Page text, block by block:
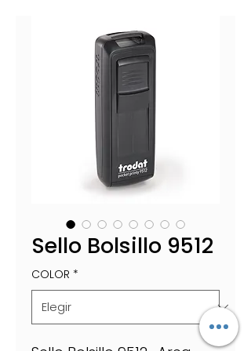
Sello Bolsillo 9512
COLOR *